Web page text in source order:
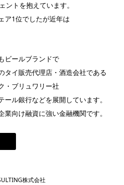
ントを抱えています。
ア1位でしたが近年は
ビールブランドで
タイ販売代理店・酒造会社である
・ブリュワリー社
ル銀行などを展開しています。
向け融資に強い金融機関です。
株式会社